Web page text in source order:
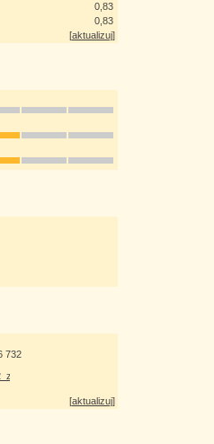
0,83
0,83
[aktualizuj]
732
[aktualizuj]